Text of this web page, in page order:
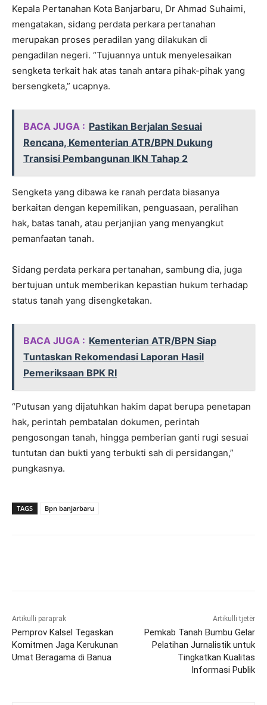
Kepala Pertanahan Kota Banjarbaru, Dr Ahmad Suhaimi,
mengatakan, sidang perdata perkara pertanahan
merupakan proses peradilan yang dilakukan di
pengadilan negeri. “Tujuannya untuk menyelesaikan
sengketa terkait hak atas tanah antara pihak-pihak yang
bersengketa,” ucapnya.
BACA JUGA : Pastikan Berjalan Sesuai
Rencana, Kementerian ATR/BPN Dukung
Transisi Pembangunan IKN Tahap 2
Sengketa yang dibawa ke ranah perdata biasanya
berkaitan dengan kepemilikan, penguasaan, peralihan
hak, batas tanah, atau perjanjian yang menyangkut
pemanfaatan tanah.
Sidang perdata perkara pertanahan, sambung dia, juga
bertujuan untuk memberikan kepastian hukum terhadap
status tanah yang disengketakan.
BACA JUGA : Kementerian ATR/BPN Siap
Tuntaskan Rekomendasi Laporan Hasil
Pemeriksaan BPK RI
“Putusan yang dijatuhkan hakim dapat berupa penetapan
hak, perintah pembatalan dokumen, perintah
pengosongan tanah, hingga pemberian ganti rugi sesuai
tuntutan dan bukti yang terbukti sah di persidangan,”
pungkasnya.
TAGS Bpn banjarbaru
Artikulli paraprak
Pemprov Kalsel Tegaskan
Komitmen Jaga Kerukunan
Umat Beragama di Banua
Artikulli tjetër
Pemkab Tanah Bumbu Gelar
Pelatihan Jurnalistik untuk
Tingkatkan Kualitas
Informasi Publik